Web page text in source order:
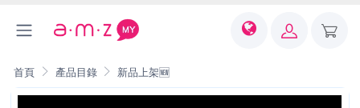
首頁 產品目錄 新品上架🆕